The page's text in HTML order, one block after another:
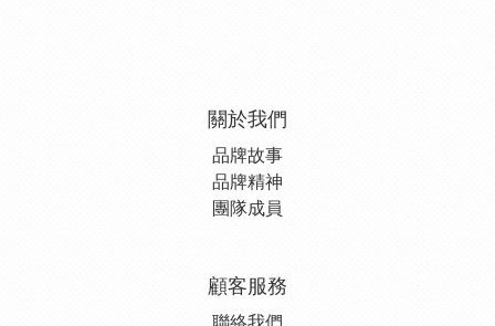
關於我們
品牌故事
品牌精神
團隊成員
顧客服務